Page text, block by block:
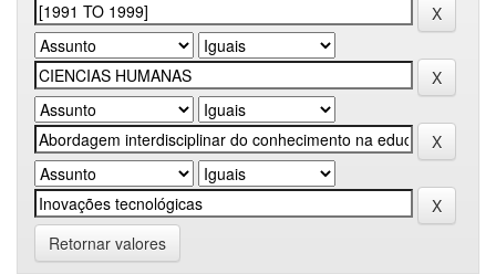
Retornar valores